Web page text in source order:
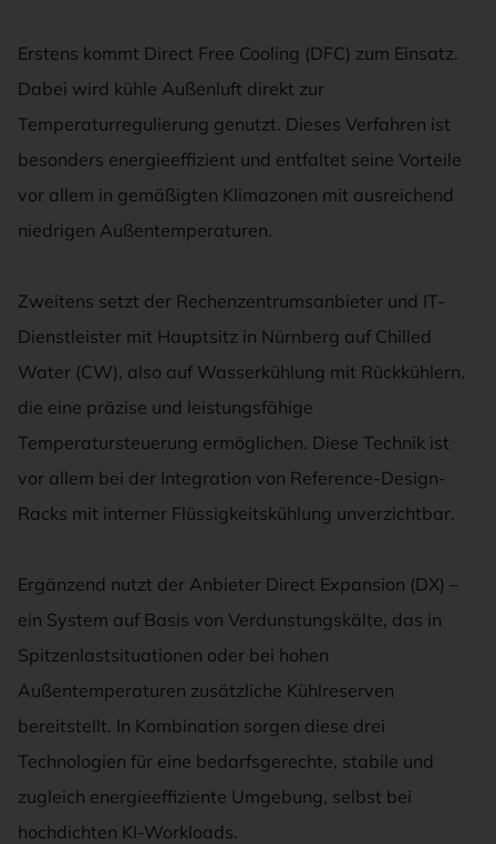
Erstens kommt Direct Free Cooling (DFC) zum Einsatz.
Dabei wird kühle Außenluft direkt zur
Temperaturregulierung genutzt. Dieses Verfahren ist
besonders energieeffizient und entfaltet seine Vorteile
vor allem in gemäßigten Klimazonen mit ausreichend
niedrigen Außentemperaturen.
Zweitens setzt der Rechenzentrumsanbieter und IT-
Dienstleister mit Hauptsitz in Nürnberg auf Chilled
Water (CW), also auf Wasserkühlung mit Rückkühlern,
die eine präzise und leistungsfähige
Temperatursteuerung ermöglichen. Diese Technik ist
vor allem bei der Integration von Reference-Design-
Racks mit interner Flüssigkeitskühlung unverzichtbar.
Ergänzend nutzt der Anbieter Direct Expansion (DX) –
ein System auf Basis von Verdunstungskälte, das in
Spitzenlastsituationen oder bei hohen
Außentemperaturen zusätzliche Kühlreserven
bereitstellt. In Kombination sorgen diese drei
Technologien für eine bedarfsgerechte, stabile und
zugleich energieeffiziente Umgebung, selbst bei
hochdichten KI-Workloads.